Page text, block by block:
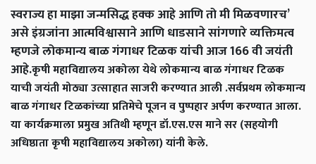
स्वराज्य हा माझा जन्मसिद्ध हक्क आहे आणि तो मी मिळवणारच’
असे इंग्रजांना आत्मविश्वासाने आणि धाडसाने सांगणारे व्यक्तिमत्व
म्हणजे लोकमान्य बाळ गंगाधर टिळक यांची आज 166 वी जयंती
आहे.कृषी महाविद्यालय अकोला येथे लोकमान्य बाळ गंगाधर टिळक
याची जयंती मोठ्या उत्साहात साजरी करण्यात आली .सर्वप्रथम लोकमान्य
बाळ गंगाधर टिळकांच्या प्रतिमेचे पूजन व पुष्पहार अर्पण करण्यात आला.
या कार्यक्रमाला प्रमुख अतिथी म्हणून डॉ.एस.एस माने सर (सहयोगी
अधिष्ठाता कृषी महाविद्यालय अकोला) यांनी केले.